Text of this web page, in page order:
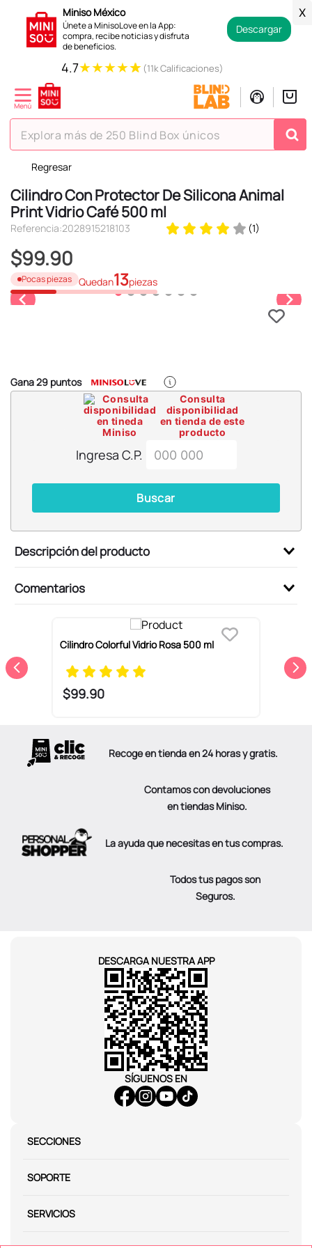
Miniso México
Únete a MinisoLove en la App:
compra, recibe noticias y disfruta
de beneficios.
Descargar
X
4.7★★★★★ (11k Calificaciones)
Explora más de 250 Blind Box únicos
Regresar
Cilindro Con Protector De Silicona Animal
Print Vidrio Café 500 ml
Referencia:2028915218103 (1)
$99.90
Pocas piezas Quedan13piezas
Gana29 puntos
Consulta
disponibilidad
en tienda de este
producto
Ingresa C.P.
Buscar
Descripción del producto
Comentarios
Cilindro Colorful Vidrio Rosa 500 ml
$99.90
Recoge en tienda en 24 horas y gratis.
Contamos con devoluciones
en tiendas Miniso.
La ayuda que necesitas en tus compras.
Todos tus pagos son
Seguros.
DESCARGA NUESTRA APP
SÍGUENOS EN
SECCIONES
SOPORTE
SERVICIOS
TÉRMINOS MÁS BUSCADOS
1.
hello kitty
2.
spiderman
4.
osito cariñosito
5.
llaveros
9.
chiikawas
cosmetiquera